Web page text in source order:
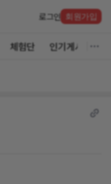
로그인 회원가입
체험단 인기게시글